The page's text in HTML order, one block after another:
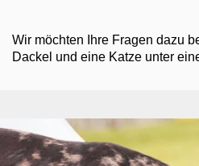
Wir möchten Ihre Fragen dazu
Dackel und eine Katze unter